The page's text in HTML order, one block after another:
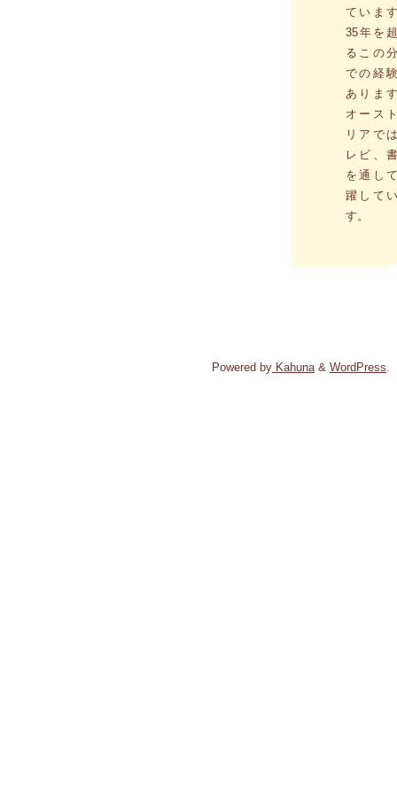
ていま
35年を
るこの
での経
ありま
オース
リアで
レビ、
を通し
躍して
す。
Powered by Kahuna& WordPress.